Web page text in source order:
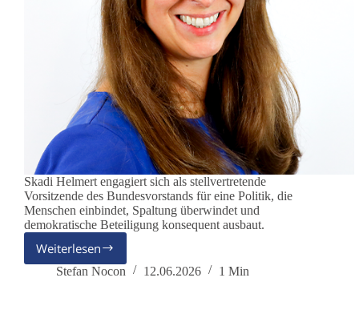
Skadi Helmert engagiert sich als stellvertretende
Vorsitzende des Bundesvorstands für eine Politik, die
Menschen einbindet, Spaltung überwindet und
demokratische Beteiligung konsequent ausbaut.
Weiterlesen
Skadi
Helmert
Stefan Nocon 12.06.2026 1 Min